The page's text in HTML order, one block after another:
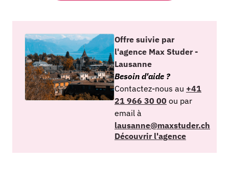
Offre suivie par
l'agence Max Studer -
Lausanne
Besoin d'aide ?
Contactez-nous au +41
21 966 30 00 ou par
email à
lausanne@maxstuder.ch
Découvrir l'agence